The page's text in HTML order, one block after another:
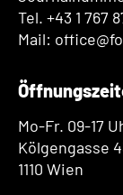
Tel. +43 1 767
Mail:
Mo-Fr. 09-17
Kölgengasse
1110 Wien